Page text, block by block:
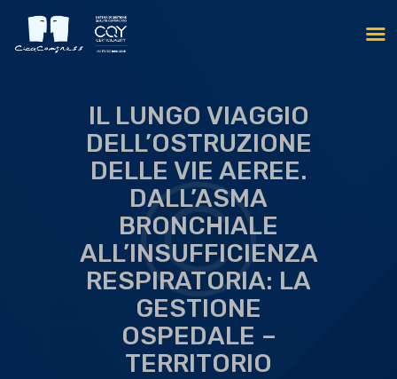
IL LUNGO VIAGGIO
DELL’OSTRUZIONE
DELLE VIE AEREE.
DALL’ASMA
BRONCHIALE
ALL’INSUFFICIENZA
RESPIRATORIA: LA
GESTIONE
OSPEDALE –
TERRITORIO